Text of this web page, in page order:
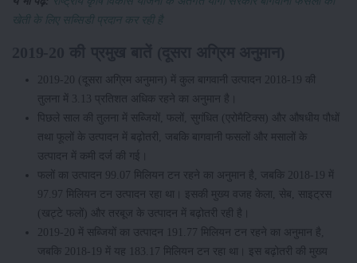
खेती के लिए सब्सिडी प्रदान कर रही है
2019-20 (दूसरा अग्रिम अनुमान) में कुल बागवानी उत्पादन 2018-19 की
तुलना में 3.13 प्रतिशत अधिक रहने का अनुमान है।
पिछले साल की तुलना में सब्जियों, फलों, सुगंधित (एरोमैटिक्स) और औषधीय पौधों
तथा फूलों के उत्पादन में बढ़ोतरी, जबकि बागवानी फसलों और मसालों के
उत्पादन में कमी दर्ज की गई।
फलों का उत्पादन 99.07 मिलियन टन रहने का अनुमान है, जबकि 2018-19 में
97.97 मिलियन टन उत्पादन रहा था। इसकी मुख्य वजह केला, सेब, साइट्रस
(खट्टे फलों) और तरबूज के उत्पादन में बढ़ोतरी रही है।
2019-20 में सब्जियों का उत्पादन 191.77 मिलियन टन रहने का अनुमान है,
जबकि 2018-19 में यह 183.17 मिलियन टन रहा था। इस बढ़ोतरी की मुख्य